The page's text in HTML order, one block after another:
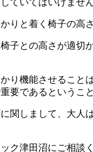
ていてはいけません
りと着く椅子の高さ
子との高さが適切
り機能させること
要であるというこ
関しまして、大人
ク津田沼にご相談